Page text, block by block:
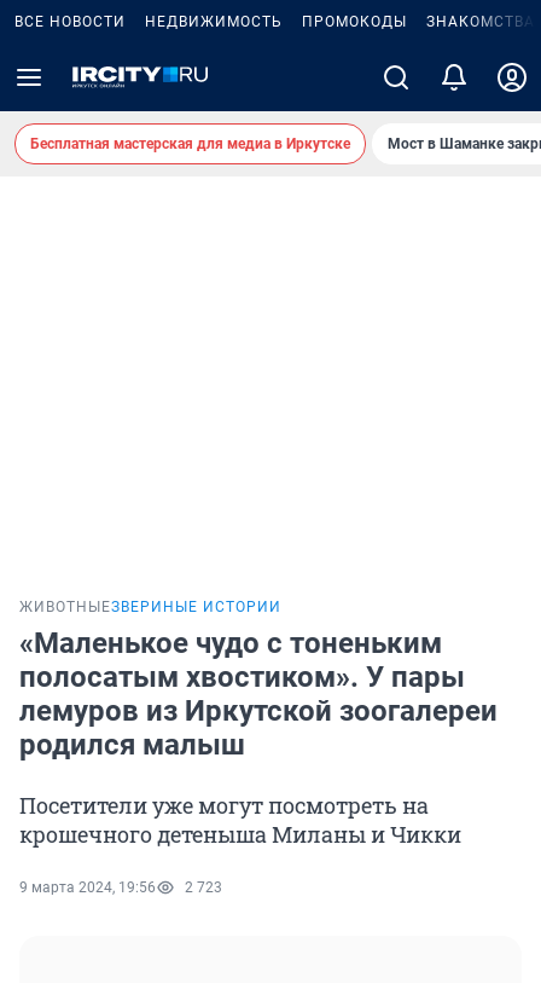
ВСЕ НОВОСТИ НЕДВИЖИМОСТЬ ПРОМОКОДЫ ЗНАКОМСТВА
Бесплатная мастерская для медиа в Иркутске Мост в Шаманке
ЖИВОТНЫЕЗВЕРИНЫЕ ИСТОРИИ
«Маленькое чудо с тоненьким
полосатым хвостиком». У пары
лемуров из Иркутской зоогалереи
родился малыш
Посетители уже могут посмотреть на
крошечного детеныша Миланы и Чикки
9 марта 2024, 19:56 2 723